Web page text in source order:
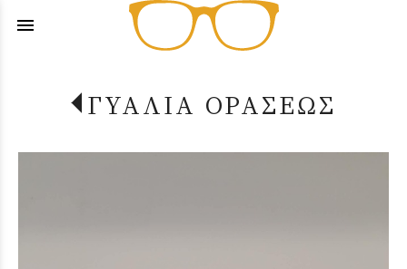
menu
ΓΥΑΛΙΑ ΟΡΑΣΕΩΣ